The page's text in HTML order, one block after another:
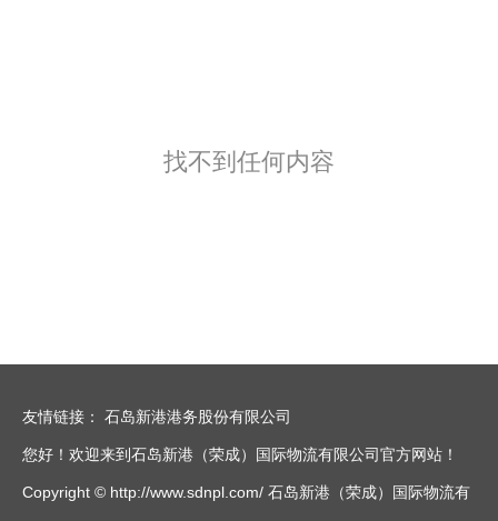
找不到任何内容
友情链接： 石岛新港港务股份有限公司
您好！欢迎来到石岛新港（荣成）国际物流有限公司官方网站！
Copyright © http://www.sdnpl.com/ 石岛新港（荣成）国际物流有